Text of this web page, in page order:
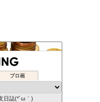
ブロ画
日誌(*´ω｀)